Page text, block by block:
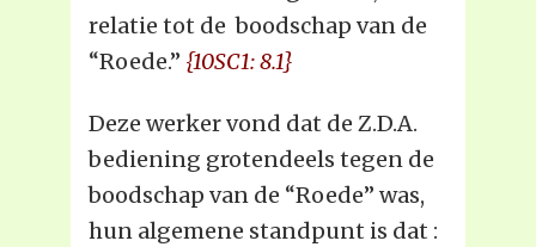
relatie tot de boodschap van de
“Roede.” {10SC1: 8.1}
Deze werker vond dat de Z.D.A.
bediening grotendeels tegen de
boodschap van de “Roede” was,
hun algemene standpunt is dat :